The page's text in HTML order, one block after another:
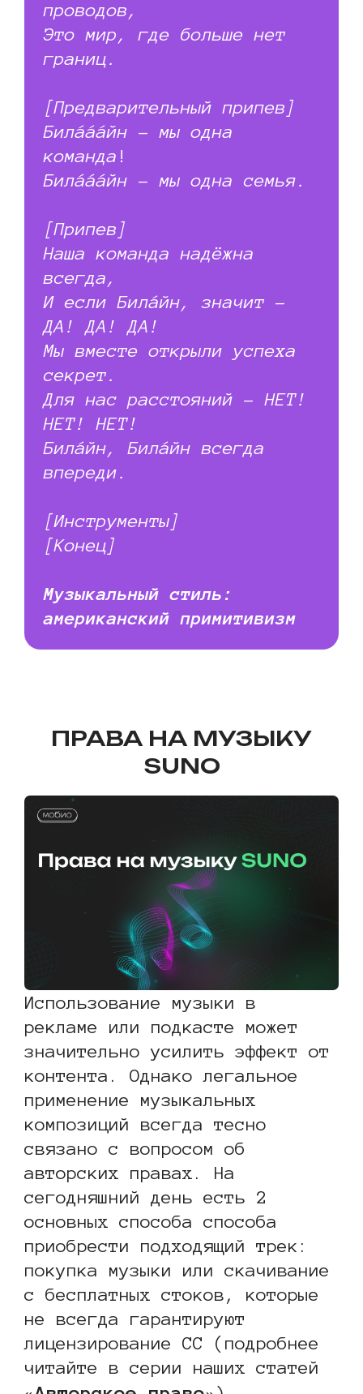
проводов,
Это мир, где больше нет
границ.
[Предварительный припев]
Билáááйн – мы одна
команда !
Билáááйн – мы одна семья.
[Припев]
Наша команда надёжна
всегда,
И если Билáйн, значит –
ДА! ДА! ДА!
Мы вместе открыли успеха
секрет.
Для нас расстояний – НЕТ!
НЕТ! НЕТ!
Билáйн, Билáйн всегда
впереди.
[Инструменты]
[Конец]
Музыкальный стиль:
американский примитивизм
ПРАВА НА МУЗЫКУ
SUNO
Использование музыки в
рекламе или подкасте может
значительно усилить эффект от
контента. Однако легальное
применение музыкальных
композиций всегда тесно
связано с вопросом об
авторских правах. На
сегодняшний день есть 2
основных способа способа
приобрести подходящий трек:
покупка музыки или скачивание
с бесплатных стоков, которые
не всегда гарантируют
лицензирование CC (подробнее
читайте в серии наших статей